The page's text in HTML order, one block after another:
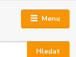
Menu
Hledat